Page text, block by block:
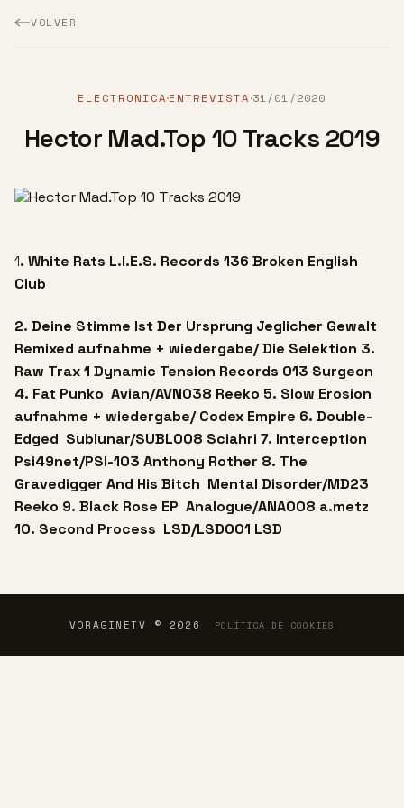
VOLVER
ELECTRONICA·ENTREVISTA·31/01/2020
Hector Mad.Top 10 Tracks 2019
1. White Rats L.I.E.S. Records 136 Broken English
Club
2. Deine Stimme Ist Der Ursprung Jeglicher Gewalt
Remixed aufnahme + wiedergabe/Die Selektion 3.
Raw Trax 1 Dynamic Tension Records 013 Surgeon
4. Fat Punko ‎ Avian/AVN038 Reeko 5. Slow Erosion ‎
aufnahme + wiedergabe/Codex Empire 6. Double-
Edged ‎ Sublunar/SUBL008 Sciahri 7. Interception ‎
Psi49net/PSI-103 Anthony Rother 8. The
Gravedigger And His Bitch ‎ Mental Disorder/MD23
Reeko 9. Black Rose EP ‎ Analogue/ANA008 a.metz
10. Second Process ‎ LSD/LSD001 LSD
VORAGINETV © 2026 POLÍTICA DE COOKIES